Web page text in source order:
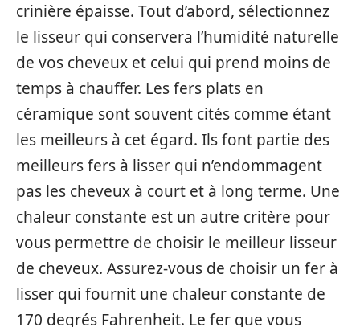
crinière épaisse. Tout d’abord, sélectionnez
le lisseur qui conservera l’humidité naturelle
de vos cheveux et celui qui prend moins de
temps à chauffer. Les fers plats en
céramique sont souvent cités comme étant
les meilleurs à cet égard. Ils font partie des
meilleurs fers à lisser qui n’endommagent
pas les cheveux à court et à long terme. Une
chaleur constante est un autre critère pour
vous permettre de choisir le meilleur lisseur
de cheveux. Assurez-vous de choisir un fer à
lisser qui fournit une chaleur constante de
170 degrés Fahrenheit. Le fer que vous